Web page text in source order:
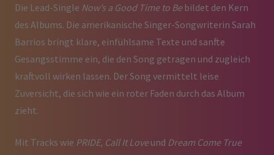
Die Lead-Single Now’s a Good Time to Bebildet den Kern
des Albums. Die amerikanische Singer-Songwriterin Sarah
Barrios bringt klare, einfühlsame Texte und sanfte
Gesangsstimme ein, die den Song getragen und zugleich
kraftvoll wirken lassen. Der Song vermittelt leise
Zuversicht, die sich wie ein roter Faden durch das Album
zieht.
Mit Tracks wie PRIDE, Call It Loveund Dream Come True